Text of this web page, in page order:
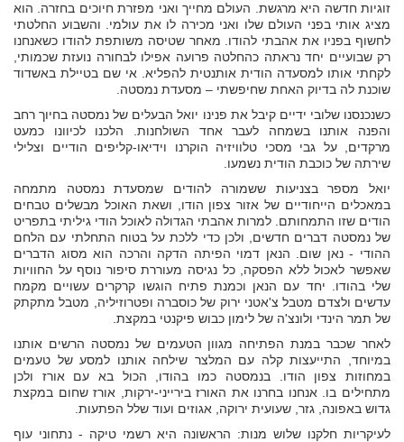
זוגיות חדשה היא מרגשת. העולם מחייך ואני מפזרת חיוכים בחזרה. הוא
מציג אותי בפני העולם שלו ואני מכירה לו את עולמי. והשבוע החלטתי
לחשוף בפניו את אהבתי להודו. מאחר שטיסה משותפת להודו כשאנחנו
רק שבועיים יחד נראתה כהחלטה פרועה אפילו לבחורה נועזת שכמותי,
לקחתי אותו למסעדה הודית אותנטית להפליא. אי שם בטיילת באשדוד
שוכנת לה בדיוק האחת שחיפשתי – מסעדת נמסטה.
כשנכנסנו שלובי ידיים קיבל את פנינו יואל הבעלים של נמסטה בחיוך רחב
והפנה אותנו בשמחה לעבר אחד השולחנות. הלכנו לכיוונו כמעט
מרקדים, על גבי מסכי טלוויזיה הוקרנו וידיאו-קליפים הודיים וצלילי
שירתה של כוכבת הודית נשמעו.
יואל מספר בצניעות ששמורה להודים שמסעדת נמסטה מתמחה
במאכלים הייחודיים של אזור צפון הודו, ושאת האוכל מבשלים טבחים
הודים שזו התמחותם. למרות אהבתי הגדולה לאוכל הודי גיליתי בתפריט
של נמסטה דברים חדשים, ולכן כדי ללכת על בטוח התחלתי עם הלחם
ההודי - נאן שום. הנאן דמוי הפיתה הדקה והרכה הוא מסוג הדברים
שאפשר לאכול ללא הפסקה, כל נגיסה מעוררת סיפור נוסף על החוויות
שלי בהודו. יחד עם הנאן וכמנת פתיח הוגשו קרקרים עשויים מקמח
עדשים ולצדם מטבל צ'אטני ירוק של כוסברה ופטרוזיליה, מטבל מתקתק
של תמר הינדי ולונצ'ה של לימון כבוש פיקנטי במקצת.
לאחר שכבר במנת הפתיחה מגוון הטעמים של נמסטה הרשים אותנו
במיוחד, התייעצות קלה עם המלצר שילחה אותנו למסע של טעמים
במחוזות צפון הודו. בנמסטה כמו בהודו, הכול בא עם אורז ולכן
מתחילים בו. אנחנו בחרנו את האורז בירייני-ירקות, אורז שחום במקצת
גדוש באפונה, גזר, שעועית ירוקה, אגוזים ועוד שלל הפתעות.
לעיקריות חלקנו שלוש מנות: הראשונה היא רשמי טיקה - נתחוני עוף